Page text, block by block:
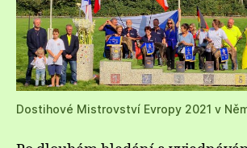
Dostihové Mistrovství Evropy 2021 v